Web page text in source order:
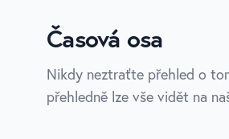
Časová osa
Nikdy neztraťte přehled o
přehledně lze vše vidět na